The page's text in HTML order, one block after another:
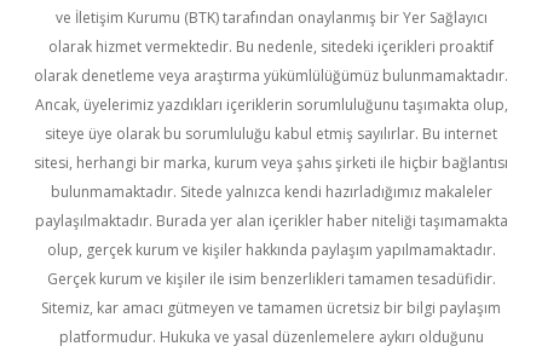
ve İletişim Kurumu (BTK) tarafından onaylanmış bir Yer Sağlayıcı
olarak hizmet vermektedir. Bu nedenle, sitedeki içerikleri proaktif
olarak denetleme veya araştırma yükümlülüğümüz bulunmamaktadır.
Ancak, üyelerimiz yazdıkları içeriklerin sorumluluğunu taşımakta olup,
siteye üye olarak bu sorumluluğu kabul etmiş sayılırlar. Bu internet
sitesi, herhangi bir marka, kurum veya şahıs şirketi ile hiçbir bağlantısı
bulunmamaktadır. Sitede yalnızca kendi hazırladığımız makaleler
paylaşılmaktadır. Burada yer alan içerikler haber niteliği taşımamakta
olup, gerçek kurum ve kişiler hakkında paylaşım yapılmamaktadır.
Gerçek kurum ve kişiler ile isim benzerlikleri tamamen tesadüfidir.
Sitemiz, kar amacı gütmeyen ve tamamen ücretsiz bir bilgi paylaşım
platformudur. Hukuka ve yasal düzenlemelere aykırı olduğunu